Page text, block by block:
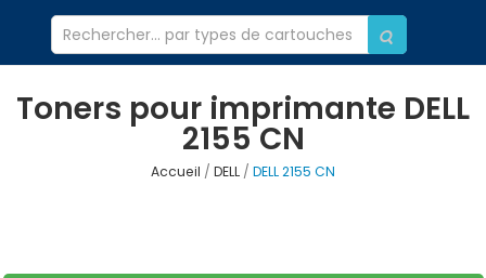
Toners pour imprimante DELL
2155 CN
Accueil DELL DELL 2155 CN